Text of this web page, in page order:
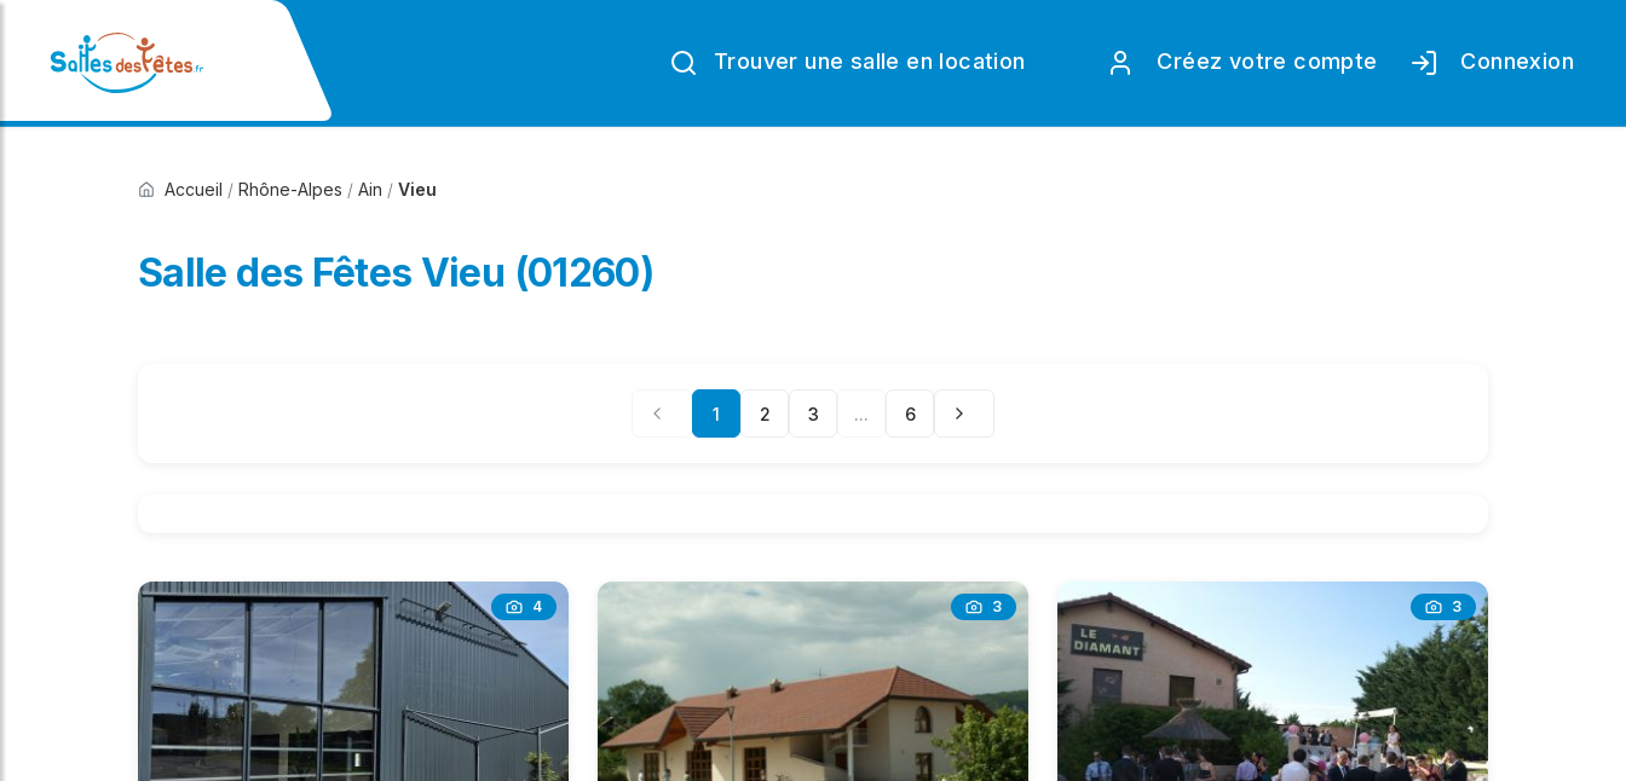
Trouver une salle en location Créez votre compte Connexion
Accueil / Rhône-Alpes / Ain / Vieu
Salle des Fêtes Vieu (01260)
1 2 3 ... 6
4 3 3